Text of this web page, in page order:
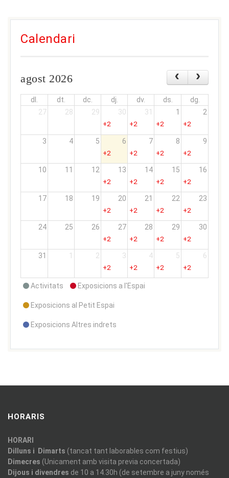
Calendari
agost 2026
dl. dt. dc. dj. dv. ds.
dg.
27
28 29 30 31 1 2
+2 +2 +2 +2
3 4 5 6 7 8 9
+2 +2 +2 +2
10 11 12 13 14 15 16
+2 +2 +2 +2
17 18 19 20 21 22 23
+2 +2 +2 +2
24 25 26 27 28 29 30
+2 +2 +2 +2
31 1 2 3 4 5 6
+2 +2 +2 +2
Activitats Exposicions a l'Espai
Exposicions al Petit Espai
Exposicions Altres indrets
HORARIS
HORARI
Dilluns i Dimarts (tancat tant laborables com festius)
Dimecres (Unicament amb visita previa concertada)
Dijous i divendres de 10 a 14.30h (de setembre a juny només